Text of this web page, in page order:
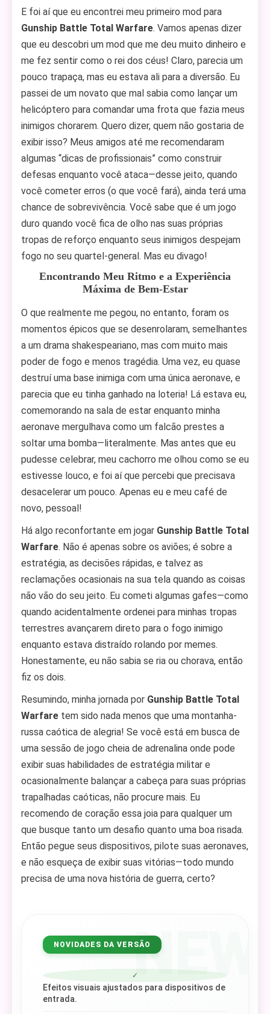
E foi aí que eu encontrei meu primeiro mod para
Gunship Battle Total Warfare. Vamos apenas dizer
que eu descobri um mod que me deu muito dinheiro e
me fez sentir como o rei dos céus! Claro, parecia um
pouco trapaça, mas eu estava ali para a diversão. Eu
passei de um novato que mal sabia como lançar um
helicóptero para comandar uma frota que fazia meus
inimigos chorarem. Quero dizer, quem não gostaria de
exibir isso? Meus amigos até me recomendaram
algumas “dicas de profissionais” como construir
defesas enquanto você ataca—desse jeito, quando
você cometer erros (o que você fará), ainda terá uma
chance de sobrevivência. Você sabe que é um jogo
duro quando você fica de olho nas suas próprias
tropas de reforço enquanto seus inimigos despejam
fogo no seu quartel-general. Mas eu divago!
Encontrando Meu Ritmo e a Experiência
Máxima de Bem-Estar
O que realmente me pegou, no entanto, foram os
momentos épicos que se desenrolaram, semelhantes
a um drama shakespeariano, mas com muito mais
poder de fogo e menos tragédia. Uma vez, eu quase
destruí uma base inimiga com uma única aeronave, e
parecia que eu tinha ganhado na loteria! Lá estava eu,
comemorando na sala de estar enquanto minha
aeronave mergulhava como um falcão prestes a
soltar uma bomba—literalmente. Mas antes que eu
pudesse celebrar, meu cachorro me olhou como se eu
estivesse louco, e foi aí que percebi que precisava
desacelerar um pouco. Apenas eu e meu café de
novo, pessoal!
Há algo reconfortante em jogar Gunship Battle Total
Warfare. Não é apenas sobre os aviões; é sobre a
estratégia, as decisões rápidas, e talvez as
reclamações ocasionais na sua tela quando as coisas
não vão do seu jeito. Eu cometi algumas gafes—como
quando acidentalmente ordenei para minhas tropas
terrestres avançarem direto para o fogo inimigo
enquanto estava distraído rolando por memes.
Honestamente, eu não sabia se ria ou chorava, então
fiz os dois.
Resumindo, minha jornada por Gunship Battle Total
Warfare tem sido nada menos que uma montanha-
russa caótica de alegria! Se você está em busca de
uma sessão de jogo cheia de adrenalina onde pode
exibir suas habilidades de estratégia militar e
ocasionalmente balançar a cabeça para suas próprias
trapalhadas caóticas, não procure mais. Eu
recomendo de coração essa joia para qualquer um
que busque tanto um desafio quanto uma boa risada.
Então pegue seus dispositivos, pilote suas aeronaves,
e não esqueça de exibir suas vitórias—todo mundo
precisa de uma nova história de guerra, certo?
NEW
NOVIDADES DA VERSÃO
✓
Efeitos visuais ajustados para dispositivos de
entrada.